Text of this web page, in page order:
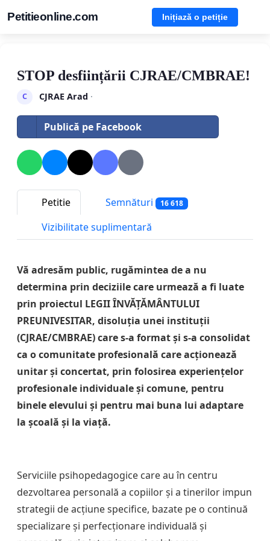
Petitieonline.com Inițiază o petiție
STOP desființării CJRAE/CMBRAE!
C CJRAE Arad ·
Publică pe Facebook
Petitie Semnături 16 618
Vizibilitate suplimentară
Vă adresăm public, rugămintea de a nu
determina prin deciziile care urmează a fi luate
prin proiectul LEGII ÎNVĂȚĂMÂNTULUI
PREUNIVESITAR, disoluția unei instituții
(CJRAE/CMBRAE)care s-a format și s-a consolidat
ca o comunitate profesională care acționează
unitar și concertat, prin folosirea experiențelor
profesionale individuale și comune, pentru
binele elevului și pentru mai buna lui adaptare
la școală și la viață.
Serviciile psihopedagogice care au în centru
dezvoltarea personală a copiilor și a tinerilor impun
strategii de acțiune specifice, bazate pe o continuă
specializare și perfecționare individuală și